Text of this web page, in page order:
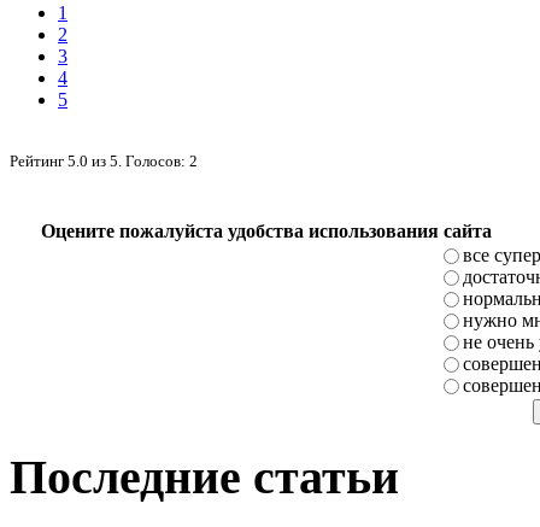
1
2
3
4
5
Рейтинг 5.0 из 5 . Голосов: 2
Оцените пожалуйста удобства использования сайта
все супер
нужно
не очень
Последние статьи